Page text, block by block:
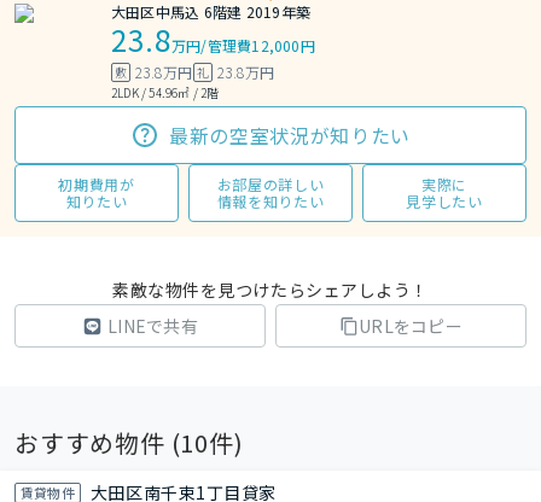
大田区中馬込 6階建 2019年築
23.8万円/管理費12,000円
敷 23.8万円 礼 23.8万円
2LDK / 54.96㎡ / 2階
最新の空室状況が知りたい
初期費用が
知りたい
お部屋の詳しい
情報を知りたい
実際に
見学したい
素敵な物件を見つけたらシェアしよう！
LINEで共有
URLをコピー
おすすめ物件 (10件)
賃貸物件 大田区南千束1丁目貸家